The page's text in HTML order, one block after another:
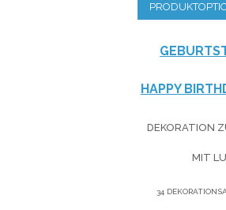
HAPPY
DEKORATION
MIT
34